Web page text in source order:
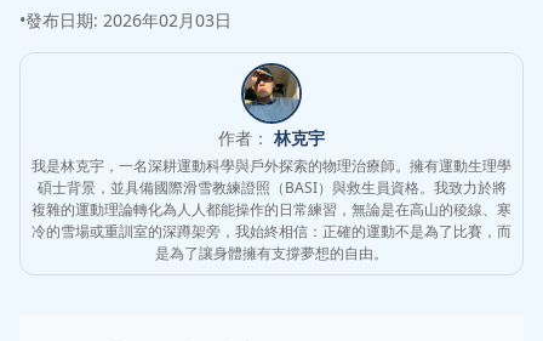
•發布日期: 2026年02月03日
作者： 林克宇
我是林克宇，一名深耕運動科學與戶外探索的物理治療師。擁有運動生理學
碩士背景，並具備國際滑雪教練證照（BASI）與救生員資格。我致力於將
複雜的運動理論轉化為人人都能操作的日常練習，無論是在高山的稜線、寒
冷的雪場或重訓室的深蹲架旁，我始終相信：正確的運動不是為了比賽，而
是為了讓身體擁有支撐夢想的自由。